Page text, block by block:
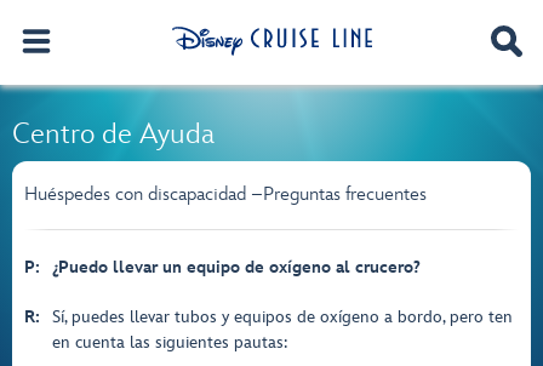
Centro de Ayuda
Huéspedes con discapacidad –Preguntas frecuentes
P: ¿Puedo llevar un equipo de oxígeno al crucero?
R:
Sí, puedes llevar tubos y equipos de oxígeno a bordo, pero ten
en cuenta las siguientes pautas: